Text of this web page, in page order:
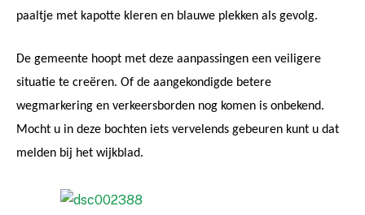
paaltje met kapotte kleren en blauwe plekken als gevolg.
De gemeente hoopt met deze aanpassingen een veiligere
situatie te creëren. Of de aangekondigde betere
wegmarkering en verkeersborden nog komen is onbekend.
Mocht u in deze bochten iets vervelends gebeuren kunt u dat
melden bij het wijkblad.